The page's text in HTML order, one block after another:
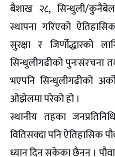
बैशाख २८, सिन्धुली/
स्थापना गरिएको
सुरक्षा र जिर्णोद्धारको
सिन्धुलीगढीको पुनःसंरचना
भएपनि सिन्धुलीगढीको
ओझेलमा परेको हो ।
स्थानीय तहका
वितिसक्दा पनि ऐतिहासिक
ध्यान दिन सकेका छैनन् ।